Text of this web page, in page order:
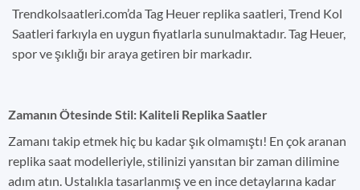
Trendkolsaatleri.com’da Tag Heuer replika saatleri, Trend Kol
Saatleri farkıyla en uygun fiyatlarla sunulmaktadır. Tag Heuer,
spor ve şıklığı bir araya getiren bir markadır.
Zamanın Ötesinde Stil: Kaliteli Replika Saatler
Zamanı takip etmek hiç bu kadar şık olmamıştı! En çok aranan
replika saat modelleriyle, stilinizi yansıtan bir zaman dilimine
adım atın. Ustalıkla tasarlanmış ve en ince detaylarına kadar